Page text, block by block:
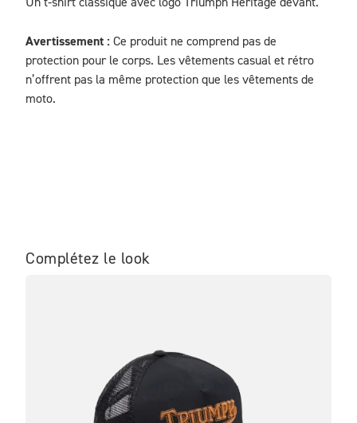
Un t-shirt classique avec logo Triumph Heritage devant.
Avertissement : Ce produit ne comprend pas de
protection pour le corps. Les vêtements casual et rétro
n’offrent pas la même protection que les vêtements de
moto.
Complétez le look